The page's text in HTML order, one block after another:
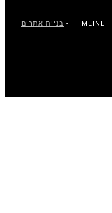
| HTMLINE - בניית אתרים